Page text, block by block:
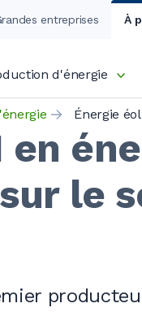
entreprises À
d'énergie
Énergie
en
le